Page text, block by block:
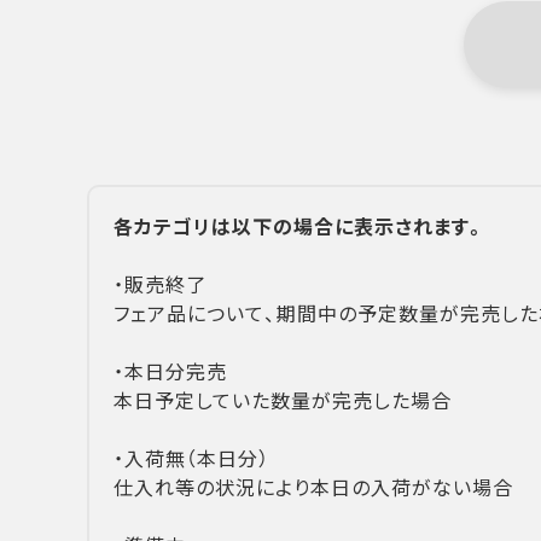
各カテゴリは以下の場合に表示されます。
・販売終了
フェア品について、期間中の予定数量が完売し
・本日分完売
本日予定していた数量が完売した場合
・入荷無（本日分）
仕入れ等の状況により本日の入荷がない場合